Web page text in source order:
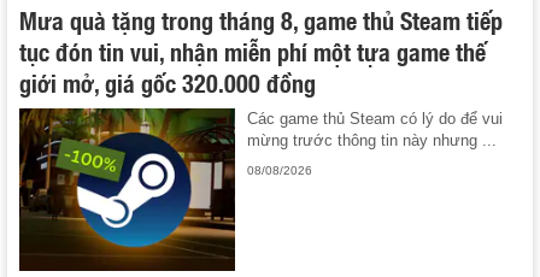
Mưa quà tặng trong tháng 8, game thủ Steam tiếp
tục đón tin vui, nhận miễn phí một tựa game thế
giới mở, giá gốc 320.000 đồng
Các game thủ Steam có lý do để vui
mừng trước thông tin này nhưng ...
08/08/2026